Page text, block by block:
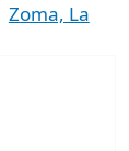
Zoma, La